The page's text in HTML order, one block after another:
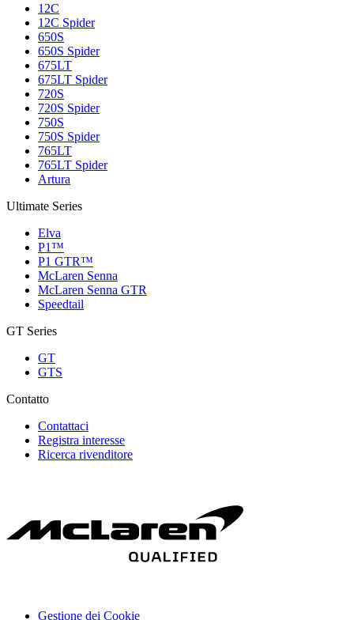
12C
12C Spider
650S
650S Spider
675LT
675LT Spider
720S
720S Spider
750S
750S Spider
765LT
765LT Spider
Artura
Ultimate Series
Elva
P1™
P1 GTR™
McLaren Senna
McLaren Senna GTR
Speedtail
GT Series
GT
GTS
Contatto
Contattaci
Registra interesse
Ricerca rivenditore
Gestione dei Cookie